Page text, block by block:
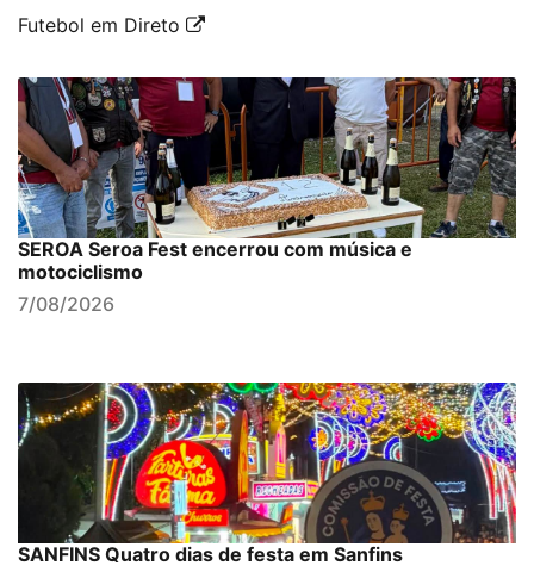
Futebol em Direto
SEROA Seroa Fest encerrou com música e
motociclismo
7/08/2026
SANFINS Quatro dias de festa em Sanfins